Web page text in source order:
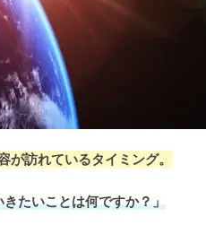
訪れているタイミング。
たいことは何ですか？」